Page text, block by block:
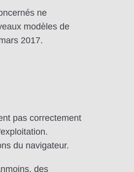
ne
modèles de
2017.
pas correctement
du navigateur.
des